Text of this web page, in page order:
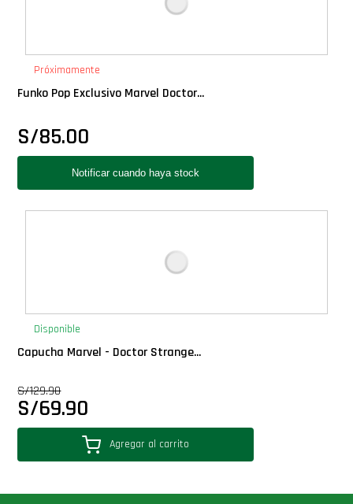
Próximamente
Funko Pop Exclusivo Marvel Doctor...
S/85.00
Disponible
Capucha Marvel - Doctor Strange...
S/129.90
S/69.90
Agregar al carrito